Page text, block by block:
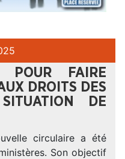
POUR FAIRE
DROITS DES
DE
circulaire a été
Son objectif